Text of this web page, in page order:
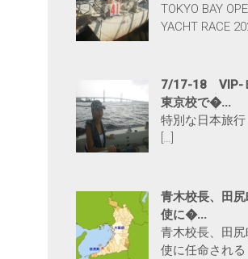
TOKYO BAY
YACHT RACE
7/17-18 VIP-
東京校で�...
特別な日本旅行
[…]
青木校長、田
使に�...
青木校長、田
使に任命される